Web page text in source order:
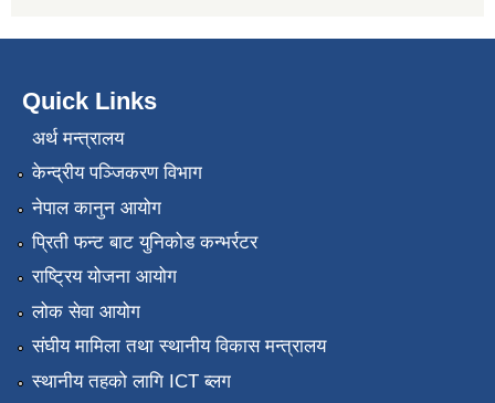
Quick Links
अर्थ मन्त्रालय
केन्द्रीय पञ्जिकरण विभाग
नेपाल कानुन आयोग
प्रिती फन्ट बाट युनिकोड कन्भर्रटर
राष्ट्रिय योजना आयोग
लोक सेवा आयोग
संघीय मामिला तथा स्थानीय विकास मन्त्रालय
स्थानीय तहको लागि ICT ब्लग